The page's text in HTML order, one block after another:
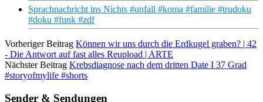
Sprachnachricht ins Nichts #unfall #koma #familie #trudoku
#doku #funk #zdf
Vorheriger Beitrag Können wir uns durch die Erdkugel graben? | 42
- Die Antwort auf fast alles Reupload | ARTE
Nächster Beitrag Krebsdiagnose nach dem dritten Date I 37 Grad
#storyofmylife #shorts
Sender & Sendungen